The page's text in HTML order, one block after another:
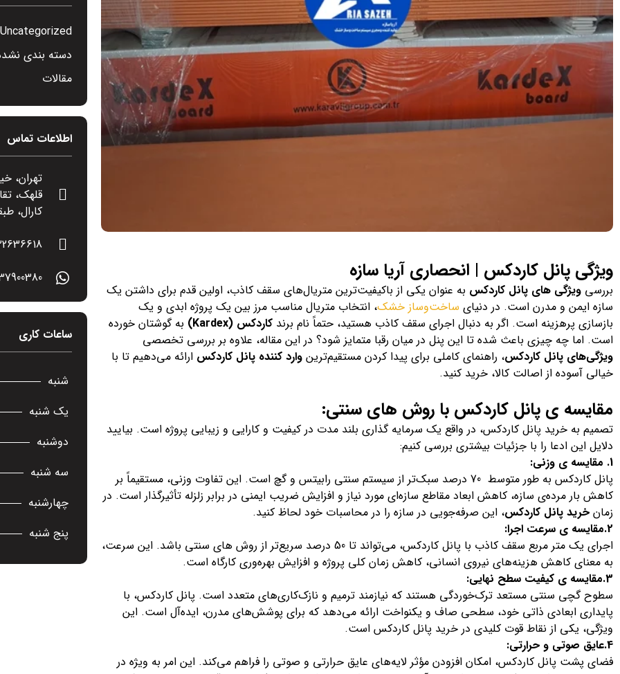
ویژگی پانل کاردکس | انحصاری آریا سازه
بررسی ویژگی های پانل کاردکس به عنوان یکی از باکیفیت‌ترین متریال‌های سقف کاذب، اولین قدم برای داشتن یک
سازه ایمن و مدرن است. در دنیای ساخت‌وساز خشک، انتخاب متریال مناسب مرز بین یک پروژه ابدی و یک
بازسازی پرهزینه است. اگر به دنبال اجرای سقف کاذب هستید، حتماً نام برند کاردکس (Kardex)
به گوشتان خورده
است. اما چه چیزی باعث شده تا این پنل در میان رقبا متمایز شود؟ در این مقاله، علاوه بر بررسی تخصصی
ویژگی‌های پانل کاردکس، راهنمای کاملی برای پیدا کردن مستقیم‌ترین وارد کننده پانل کاردکس ارائه می‌دهیم تا با
خیالی آسوده از اصالت کالا، خرید کنید.
مقایسه ی پانل کاردکس با روش های سنتی:
تصمیم به خرید پانل کاردکس، در واقع یک سرمایه گذاری بلند مدت در کیفیت و کارایی و زیبایی پروژه است. بیایید
دلایل این ادعا را با جزئیات بیشتری بررسی کنیم:
1. مقایسه ی وزنی:
پانل کاردکس به طور متوسط 70 درصد سبک‌تر از سیستم سنتی رابیتس و گچ است. این تفاوت وزنی، مستقیماً بر
کاهش بار مرده‌ی سازه، کاهش ابعاد مقاطع سازه‌ای مورد نیاز و افزایش ضریب ایمنی در برابر زلزله تأثیرگذار است. در
زمان خرید پانل کاردکس، این صرفه‌جویی در سازه را در محاسبات خود لحاظ کنید.
2.مقایسه ی سرعت اجرا:
اجرای یک متر مربع سقف کاذب با پانل کاردکس، می‌تواند تا 50 درصد سریع‌تر از روش های سنتی باشد. این سرعت،
به معنای کاهش هزینه‌های نیروی انسانی، کاهش زمان کلی پروژه و افزایش بهره‌وری کارگاه است.
3.مقایسه ی کیفیت سطح نهایی:
سطوح گچی سنتی مستعد ترک‌خوردگی هستند که نیازمند ترمیم و نازک‌کاری‌های متعدد است. پانل کاردکس، با
پایداری ابعادی ذاتی خود، سطحی صاف و یکنواخت ارائه می‌دهد که برای پوشش‌های مدرن، ایده‌آل است. این
ویژگی، یکی از نقاط قوت کلیدی در خرید پانل کاردکس است.
4.عایق صوتی و حرارتی:
فضای پشت پانل کاردکس، امکان افزودن مؤثر لایه‌های عایق حرارتی و صوتی را فراهم می‌کند. این امر به ویژه در
Uncategorized
دسته بندی
مقالات
اطلاعات تماس
تهران،
قلهک،
کارال،
ساعات کاری
شنبه
یک شنبه
دوشنبه
سه شنبه
چهارشنبه
پنج شنبه